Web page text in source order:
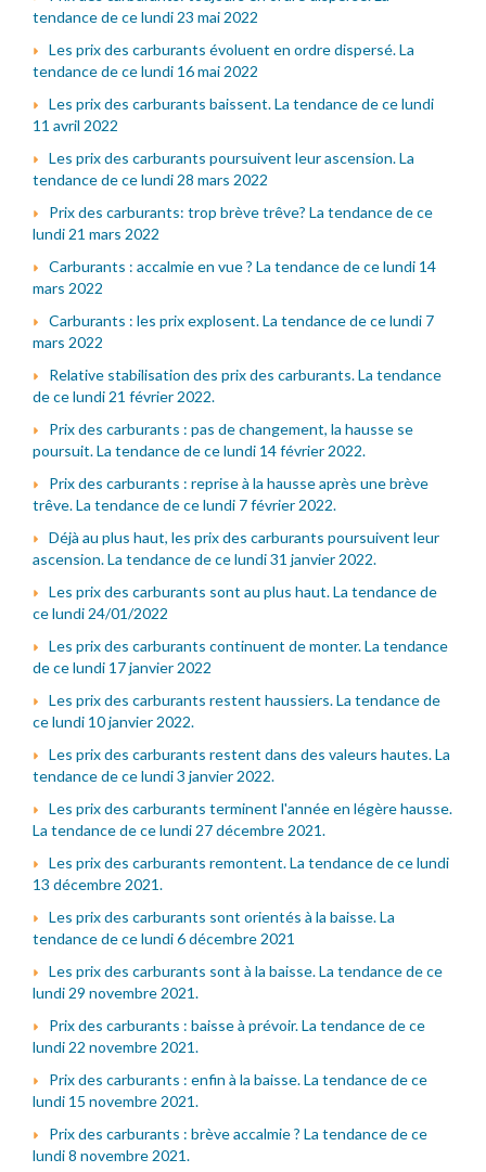
tendance de ce lundi 23 mai 2022
Les prix des carburants évoluent en ordre dispersé. La
tendance de ce lundi 16 mai 2022
Les prix des carburants baissent. La tendance de ce lundi
11 avril 2022
Les prix des carburants poursuivent leur ascension. La
tendance de ce lundi 28 mars 2022
Prix des carburants: trop brève trêve? La tendance de ce
lundi 21 mars 2022
Carburants : accalmie en vue ? La tendance de ce lundi 14
mars 2022
Carburants : les prix explosent. La tendance de ce lundi 7
mars 2022
Relative stabilisation des prix des carburants. La tendance
de ce lundi 21 février 2022.
Prix des carburants : pas de changement, la hausse se
poursuit. La tendance de ce lundi 14 février 2022.
Prix des carburants : reprise à la hausse après une brève
trêve. La tendance de ce lundi 7 février 2022.
Déjà au plus haut, les prix des carburants poursuivent leur
ascension. La tendance de ce lundi 31 janvier 2022.
Les prix des carburants sont au plus haut. La tendance de
ce lundi 24/01/2022
Les prix des carburants continuent de monter. La tendance
de ce lundi 17 janvier 2022
Les prix des carburants restent haussiers. La tendance de
ce lundi 10 janvier 2022.
Les prix des carburants restent dans des valeurs hautes. La
tendance de ce lundi 3 janvier 2022.
Les prix des carburants terminent l'année en légère hausse.
La tendance de ce lundi 27 décembre 2021.
Les prix des carburants remontent. La tendance de ce lundi
13 décembre 2021.
Les prix des carburants sont orientés à la baisse. La
tendance de ce lundi 6 décembre 2021
Les prix des carburants sont à la baisse. La tendance de ce
lundi 29 novembre 2021.
Prix des carburants : baisse à prévoir. La tendance de ce
lundi 22 novembre 2021.
Prix des carburants : enfin à la baisse. La tendance de ce
lundi 15 novembre 2021.
Prix des carburants : brève accalmie ? La tendance de ce
lundi 8 novembre 2021.